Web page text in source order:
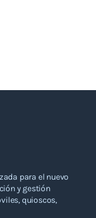
para el nuevo
y gestión
quioscos,